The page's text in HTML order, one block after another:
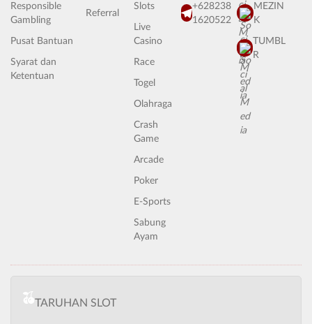
Responsible
Gambling
Pusat Bantuan
Syarat dan
Ketentuan
Referral
Slots
Live
Casino
Race
Togel
Olahraga
Crash
Game
Arcade
Poker
E-Sports
Sabung
Ayam
+628238
1620522
MEZIN
K
TUMBL
R
TARUHAN SLOT